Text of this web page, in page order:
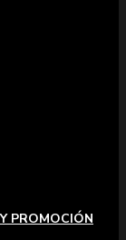
PROMOCIÓN